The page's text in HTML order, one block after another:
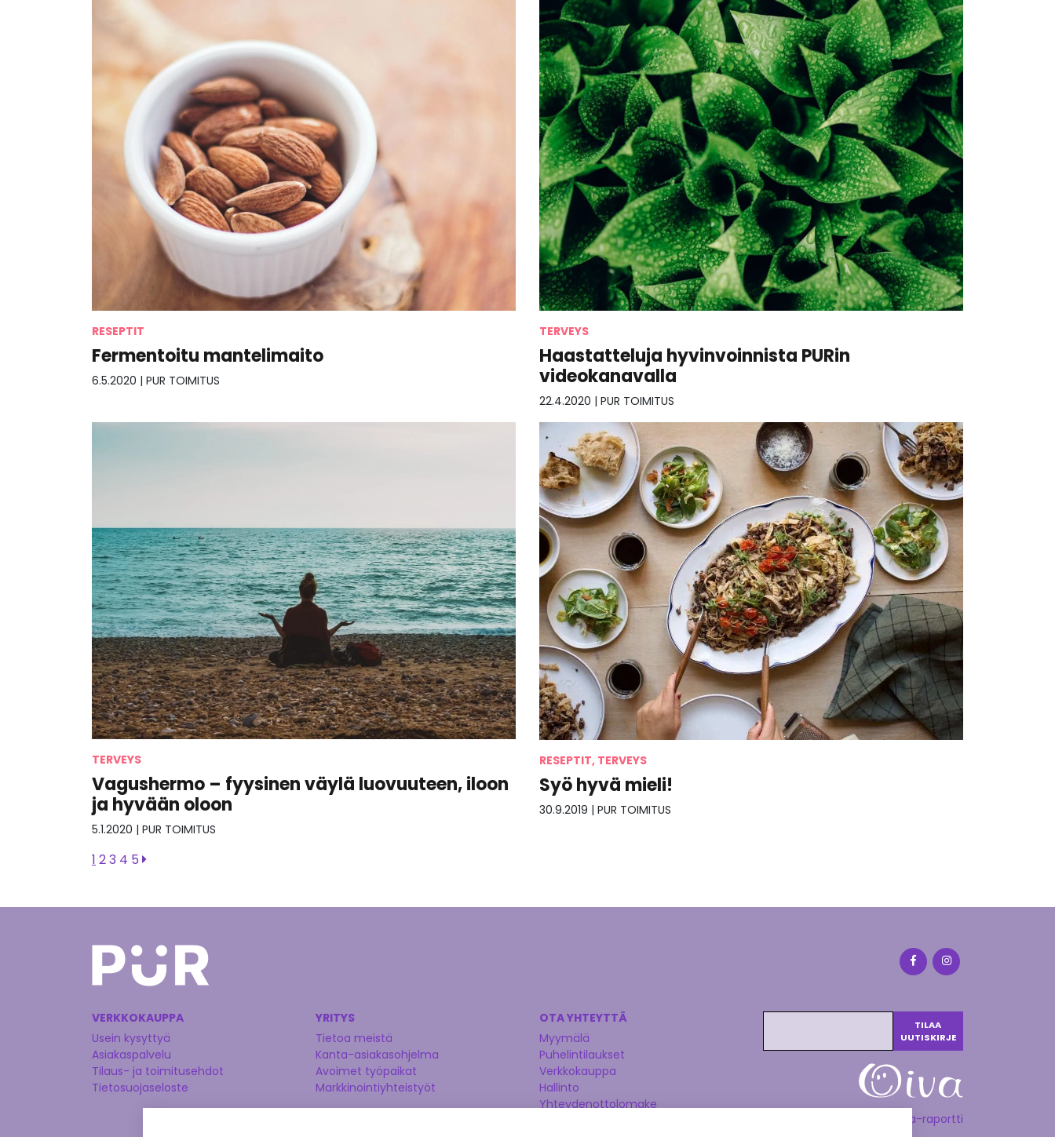
RESEPTIT
Fermentoitu mantelimaito
6.5.2020 | PUR TOIMITUS
TERVEYS
Haastatteluja hyvinvoinnista PURin
videokanavalla
22.4.2020 | PUR TOIMITUS
TERVEYS
Vagushermo – fyysinen väylä luovuuteen, iloon
ja hyvään oloon
5.1.2020 | PUR TOIMITUS
RESEPTIT, TERVEYS
Syö hyvä mieli!
30.9.2019 | PUR TOIMITUS
1 23 4 5
VERKKOKAUPPA
Usein kysyttyä
Asiakaspalvelu
Tilaus- ja toimitusehdot
Tietosuojaseloste
YRITYS
Tietoa meistä
Kanta-asiakasohjelma
Avoimet työpaikat
Markkinointiyhteistyöt
OTA YHTEYTTÄ
Myymälä
Puhelintilaukset
Verkkokauppa
Hallinto
Yhteydenottolomake
Katso Oiva-raportti